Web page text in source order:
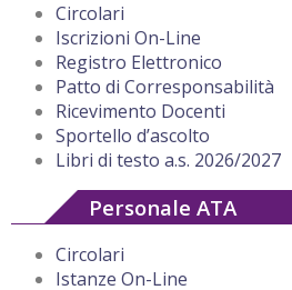
Circolari
Iscrizioni On-Line
Registro Elettronico
Patto di Corresponsabilità
Ricevimento Docenti
Sportello d’ascolto
Libri di testo a.s. 2026/2027
Personale ATA
Circolari
Istanze On-Line